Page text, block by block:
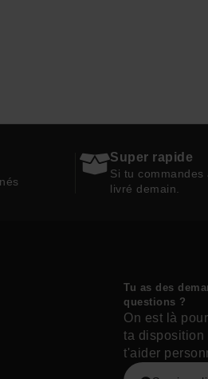
Super rapide
Si tu commandes
livré demain.
Tu as des
questions ?
On est là
ta disposition
t'aider